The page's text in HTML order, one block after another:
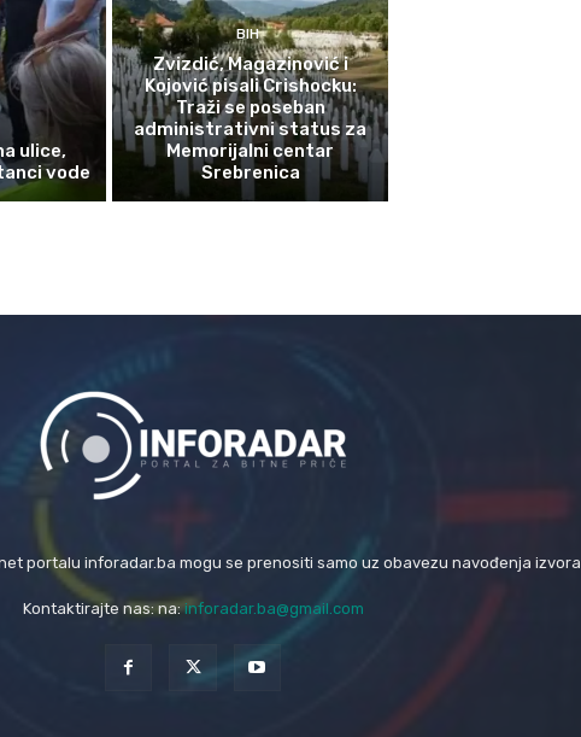
ulice,
vode
BIH
Zvizdić, Magazinović i
Kojović pisali Crishocku:
Traži se poseban
administrativni status za
Memorijalni centar
Srebrenica
portalu inforadar.ba mogu se prenositi samo uz obavezu navođenja izvora.
Kontaktirajte nas: na:inforadar.ba@gmail.com